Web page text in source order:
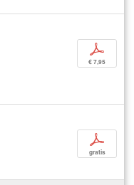
p
€ 7,95
p
gratis